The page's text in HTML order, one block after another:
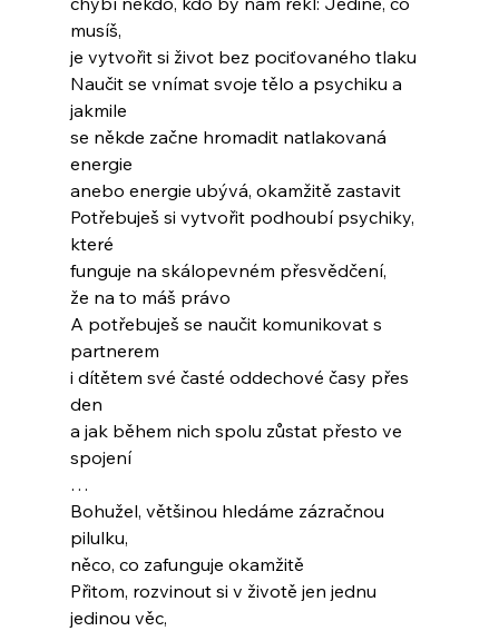
musíš,
je vytvořit si život bez pociťovaného tlaku
Naučit se vnímat svoje tělo a psychiku a
jakmile
se někde začne hromadit natlakovaná
energie
anebo energie ubývá, okamžitě zastavit
Potřebuješ si vytvořit podhoubí psychiky,
které
funguje na skálopevném přesvědčení,
že na to máš právo
A potřebuješ se naučit komunikovat s
partnerem
i dítětem své časté oddechové časy přes
den
a jak během nich spolu zůstat přesto ve
spojení
…
Bohužel, většinou hledáme zázračnou
pilulku,
něco, co zafunguje okamžitě
Přitom, rozvinout si v životě jen jednu
jedinou věc,